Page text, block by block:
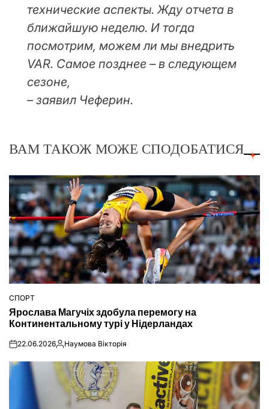
технические аспекты. Жду отчета в
ближайшую неделю. И тогда
посмотрим, можем ли мы внедрить
VAR. Самое позднее – в следующем
сезоне,
– заявил Чеферин.
ВАМ ТАКОЖ МОЖЕ СПОДОБАТИСЯ
ОПУБЛІКУВАТИ
У
СПОРТ
Ярослава Магучіх здобула перемогу на
Континентальному турі у Нідерландах
on22.06.2026Опубліковано
Наумова Вікторія